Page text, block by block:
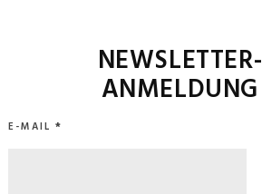
NEWSLETTER-
ANMELDUNG
E-MAIL *